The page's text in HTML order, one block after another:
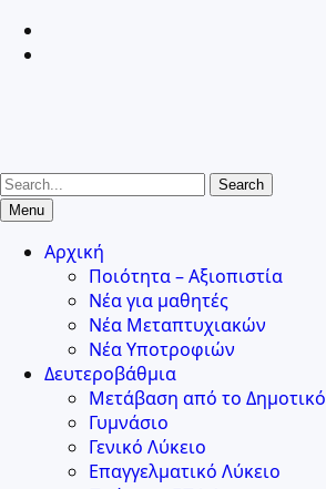
Skip
Search
for:
Menu
Αρχική
Ποιότητα – Αξιοπιστία
Νέα για μαθητές
Νέα Μεταπτυχιακών
Νέα Υποτροφιών
Δευτεροβάθμια
Μετάβαση από το Δημοτικό
Γυμνάσιο
Γενικό Λύκειο
Επαγγελματικό Λύκειο